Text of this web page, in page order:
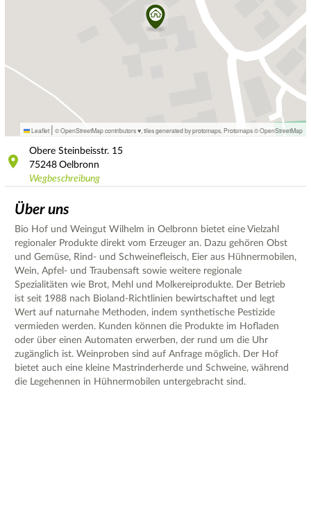
Leaflet | © OpenStreetMap contributors ♥, tiles generated by protomaps Protomaps©OpenStreetMap
Obere Steinbeisstr. 15
75248 Oelbronn
Wegbeschreibung
Über uns
Bio Hof und Weingut Wilhelm in Oelbronn bietet eine Vielzahl
regionaler Produkte direkt vom Erzeuger an. Dazu gehören Obst
und Gemüse, Rind- und Schweinefleisch, Eier aus Hühnermobilen,
Wein, Apfel- und Traubensaft sowie weitere regionale
Spezialitäten wie Brot, Mehl und Molkereiprodukte. Der Betrieb
ist seit 1988 nach Bioland-Richtlinien bewirtschaftet und legt
Wert auf naturnahe Methoden, indem synthetische Pestizide
vermieden werden. Kunden können die Produkte im Hofladen
oder über einen Automaten erwerben, der rund um die Uhr
zugänglich ist. Weinproben sind auf Anfrage möglich. Der Hof
bietet auch eine kleine Mastrinderherde und Schweine, während
die Legehennen in Hühnermobilen untergebracht sind.